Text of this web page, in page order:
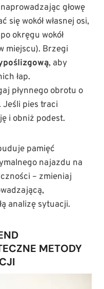
głowę
się wokół własnej osi,
okręgu wokół
miejscu). Brzegi
, aby
łap.
płynnego obrotu o
pies traci
i obniż podest.
pamięć
najazdu na
– zmieniaj
analizę sytuacji.
METODY